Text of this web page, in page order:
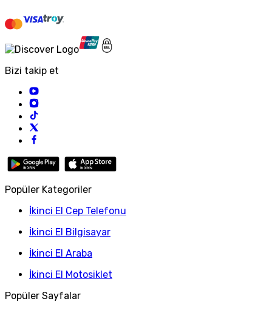
Bizi takip et
Popüler Kategoriler
İkinci El Cep Telefonu
İkinci El Bilgisayar
İkinci El Araba
İkinci El Motosiklet
Popüler Sayfalar